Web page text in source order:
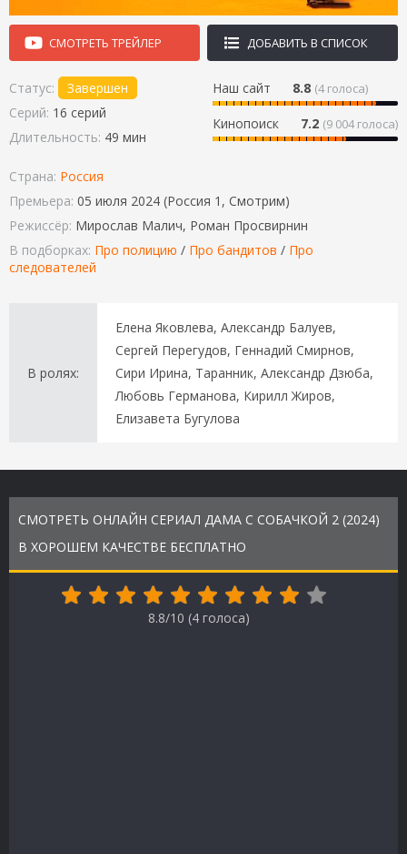
СМОТРЕТЬ ТРЕЙЛЕР ДОБАВИТЬ В СПИСОК
Наш сайт 8.8 (4голоса)
Кинопоиск 7.2 (9 004 голоса)
Статус:
Завершен
Серий: 16 серий
Длительность: 49 мин
Страна: Россия
Премьера: 05 июля 2024 (Россия 1, Смотрим)
Режиссёр: Мирослав Малич, Роман Просвирнин
В подборках: Про полицию / Про бандитов / Про
следователей
В ролях:
Елена Яковлева, Александр Балуев,
Сергей Перегудов, Геннадий Смирнов,
Сири Ирина, Таранник, Александр Дзюба,
Любовь Германова, Кирилл Жиров,
Елизавета Бугулова
СМОТРЕТЬ ОНЛАЙН СЕРИАЛ ДАМА С СОБАЧКОЙ 2 (2024)
В ХОРОШЕМ КАЧЕСТВЕ БЕСПЛАТНО
8.8/10 (4 голоса)